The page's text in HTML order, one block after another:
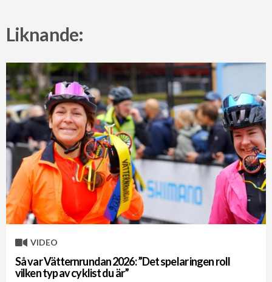
Liknande:
VIDEO
Så var Vätternrundan 2026: ”Det spelar ingen roll
vilken typ av cyklist du är”